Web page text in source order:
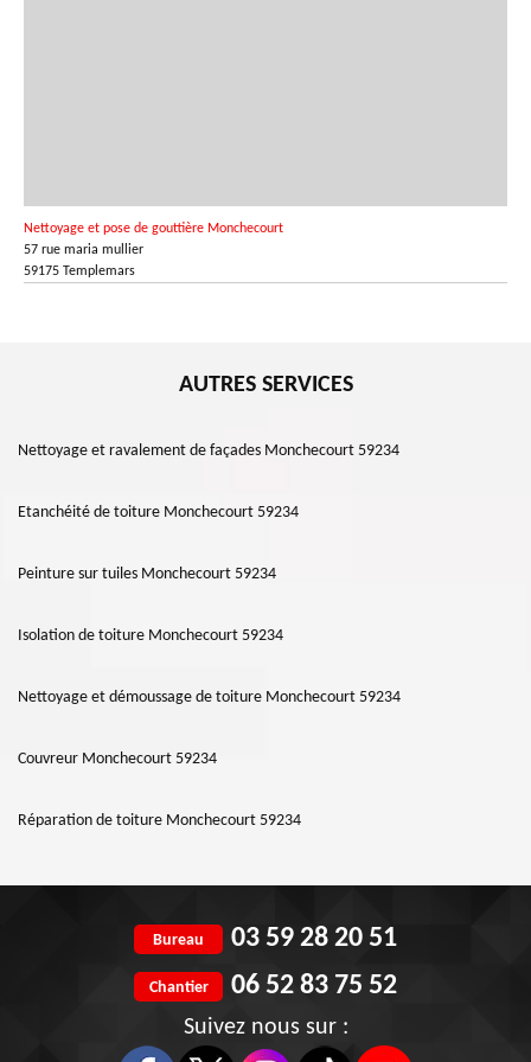
Nettoyage et pose de gouttière Monchecourt
57 rue maria mullier
59175 Templemars
AUTRES SERVICES
Nettoyage et ravalement de façades Monchecourt 59234
Etanchéité de toiture Monchecourt 59234
Peinture sur tuiles Monchecourt 59234
Isolation de toiture Monchecourt 59234
Nettoyage et démoussage de toiture Monchecourt 59234
Couvreur Monchecourt 59234
Réparation de toiture Monchecourt 59234
Bureau 03 59 28 20 51
Chantier 06 52 83 75 52
Suivez nous sur :